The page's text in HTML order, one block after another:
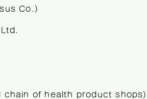
Co.)
chain of health product shops)